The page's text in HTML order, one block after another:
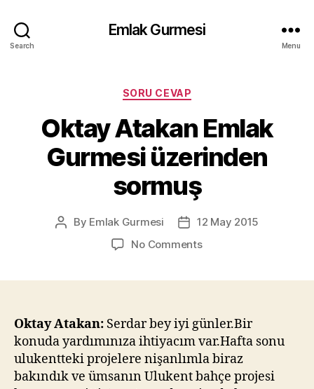
Search
Emlak Gurmesi
Menu
Categories
SORU CEVAP
Oktay Atakan Emlak
Gurmesi üzerinden
sormuş
Post
By Emlak Gurmesi
Post12 May 2015
No Commentson
üzerinden
sormuş
Oktay Atakan: Serdar bey iyi günler.Bir
konuda yardımınıza ihtiyacım var.Hafta sonu
ulukentteki projelere nişanlımla biraz
bakındık ve ümsanın Ulukent bahçe projesi